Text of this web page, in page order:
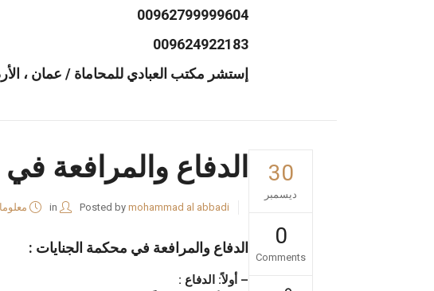
00962799999604
009624922183
إستشر مكتب العبادي للمحاماة / عمان ،
30
ديسمبر
0
Comments
الدفاع والمرافعة
Posted by mohammad al abbadi
in
الدفاع والمرافعة في محكمة الجنايات :
– أولاً: الدفاع :